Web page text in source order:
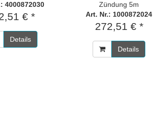
4000872030
€ *
Details
Zündung 5m
Art. Nr.: 1000872024
272,51 € *
Details